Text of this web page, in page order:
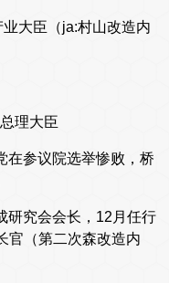
大臣（ja:村山改造内
理大臣
在参议院选举惨败，桥
研究会会长，12月任行
官（第二次森改造内